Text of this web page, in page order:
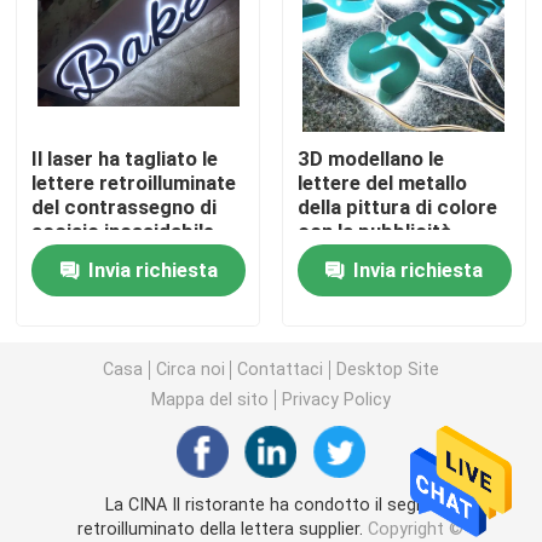
Lettere acriliche principali
insegna al neon su ordinazione
insegna al neon principale
Segno della lettera del metallo
Segno acrilico della lettera
Segno di numero civico
Segno anteriore del deposito
Il laser ha tagliato le
lettere retroilluminate
del contrassegno di
acciaio inossidabile
del bordo 12V del
segno della lettera
Invia richiesta
3D modellano le
lettere del metallo
della pittura di colore
con la pubblicità
all'aperto delle luci
Invia richiesta
Casa Circa noi Contattaci
Desktop Site
Mappa del sito
Privacy Policy
La CINA Il ristorante ha condotto il segno
retroilluminato della lettera supplier. Copyright ©